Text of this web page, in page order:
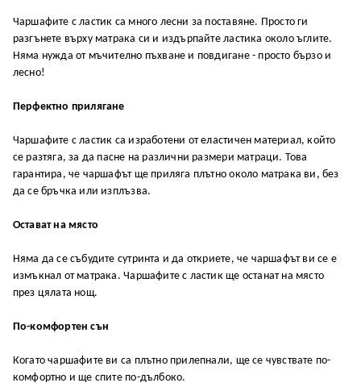
Чаршафите с ластик са много лесни за поставяне. Просто ги
разгънете върху матрака си и издърпайте ластика около ъглите.
Няма нужда от мъчително пъхване и повдигане - просто бързо и
лесно!
Перфектно прилягане
Чаршафите с ластик са изработени от еластичен материал, който
се разтяга, за да пасне на различни размери матраци. Това
гарантира, че чаршафът ще приляга плътно около матрака ви, без
да се бръчка или изплъзва.
Остават на място
Няма да се събудите сутринта и да откриете, че чаршафът ви се е
измъкнал от матрака. Чаршафите с ластик ще останат на място
през цялата нощ.
По-комфортен сън
Когато чаршафите ви са плътно прилепнали, ще се чувствате по-
комфортно и ще спите по-дълбоко.